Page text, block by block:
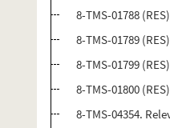
8-TMS-01788
8-TMS-01789
8-TMS-01799
8-TMS-01800
8-TMS-04354.